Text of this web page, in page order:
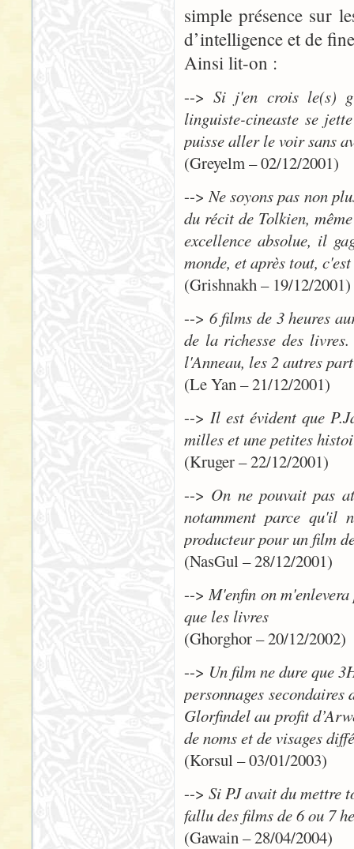
simple présence sur
d’intelligence et de
Ainsi lit-on :
-->Si j'en crois le(s)
linguiste-cineaste se
puisse aller le voir sans
(Greyelm – 02/12/2001)
-->Ne soyons pas non
du récit de Tolkien,
excellence absolue, il
monde, et après tout,
(Grishnakh – 19/12/2001)
--> 6 films de 3 heures
de la richesse des
l'Anneau, les 2 autres
(Le Yan – 21/12/2001)
--> Il est évident que
milles et une petites
(Kruger – 22/12/2001)
--> On ne pouvait pas
notamment parce qu'il
producteur pour un film
(NasGul – 28/12/2001)
-->M'enfin on
que les livres
(Ghorghor – 20/12/2002)
--> Un film ne dure que
personnages
Glorfindel au profit
de noms et de visages
(Korsul – 03/01/2003)
--> Si PJ avait du mettre
fallu des films de 6 ou 7
(Gawain – 28/04/2004)